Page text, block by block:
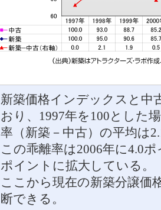
新築価格インデックスと中
おり、1997年を100とした
率（新築－中古）の平均は
この乖離率は2006年に4.0
ポイントに拡大している。
ここから現在の新築分譲価
断できる。